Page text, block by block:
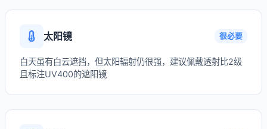
太阳镜 很必要
白天虽有白云遮挡，但太阳辐射仍很强，建议佩戴透射比2级
且标注UV400的遮阳镜